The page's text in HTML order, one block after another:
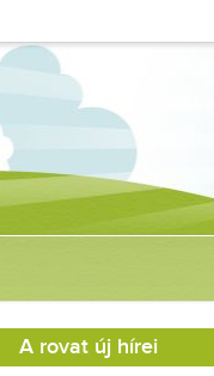
A rovat új hírei